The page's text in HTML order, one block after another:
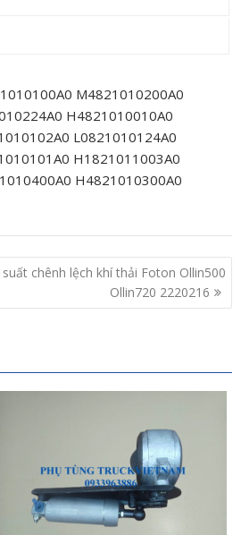
M4821010200A0
H4821010010A0
L0821010124A0
H1821011003A0
H4821010300A0
chênh lệch khí thải Foton Ollin500
Ollin720 2220216